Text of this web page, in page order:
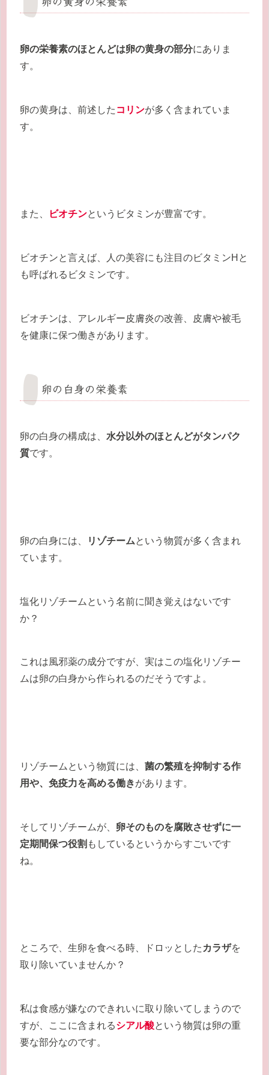
卵の栄養素のほとんどは卵の黄身の部分にありま
す。
卵の黄身は、前述した コリンが多く含まれていま
す。
また、 ビオチンというビタミンが豊富です。
ビオチンと言えば、人の美容にも注目のビタミンHと
も呼ばれるビタミンです。
ビオチンは、アレルギー皮膚炎の改善、皮膚や被毛
を健康に保つ働きがあります。
卵の白身の栄養素
卵の白身の構成は、 水分以外のほとんどがタンパク
質です。
卵の白身には、 リゾチームという物質が多く含まれ
ています。
塩化リゾチームという名前に聞き覚えはないです
か？
これは風邪薬の成分ですが、実はこの塩化リゾチー
ムは卵の白身から作られるのだそうですよ。
リゾチームという物質には、 菌の繁殖を抑制する作
用や、免疫力を高める働きがあります。
そしてリゾチームが、 卵そのものを腐敗させずに一
定期間保つ役割 もしているというからすごいです
ね。
ところで、生卵を食べる時、ドロッとした カラザを
取り除いていませんか？
私は食感が嫌なのできれいに取り除いてしまうので
すが、ここに含まれるシアル酸という物質は卵の重
要な部分なのです。